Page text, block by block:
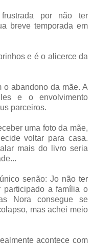
por não ter
breve temporada em
e é o alicerce da
o abandono da mãe. A
e o envolvimento
parceiros.
uma foto da mãe,
voltar para casa.
mais do livro seria
senão: Jo não ter
a família o
Nora consegue se
mas achei meio
acontece com